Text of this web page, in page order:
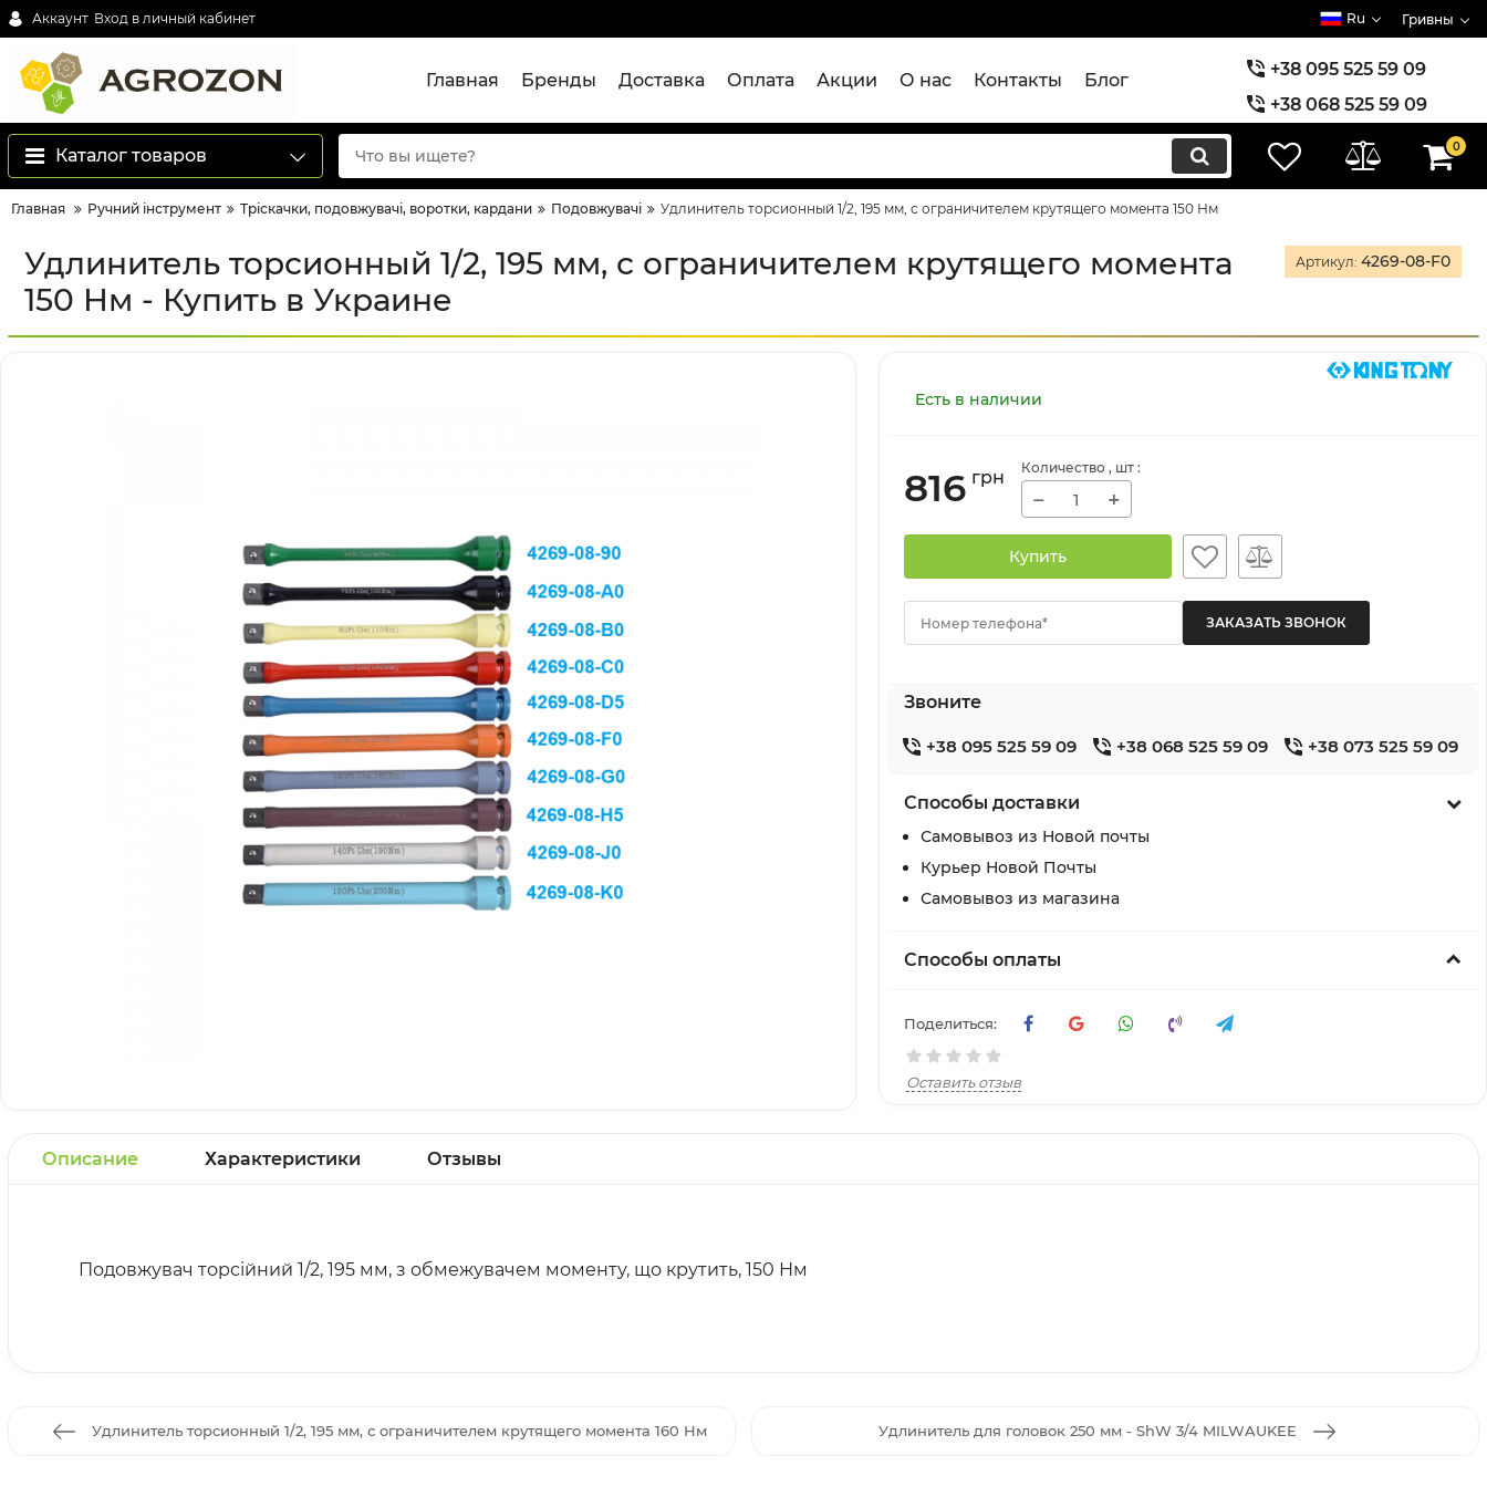
Аккаунт Вход в личный кабинет Ru Гривны
Главная Бренды Доставка Оплата Акции О нас Контакты Блог
+38 095 525 59 09
+38 068 525 59 09
+38 073 525 59 09
Каталог товаров 0
Главная Ручний інструмент Тріскачки, подовжувачі, воротки, кардани Подовжувачі Удлинитель торсионный 1/2, 195 мм, с ограничителем крутящего момента 150 Нм
Удлинитель торсионный 1/2, 195 мм, с ограничителем крутящего момента
150 Нм - Купить в Украине
Артикул: 4269-08-F0
Есть в наличии
816 грн Количество , шт :
− +
Купить
Номер телефона*
Звоните
+38 095 525 59 09 +38 068 525 59 09 +38 073 525 59 09
Способы доставки
Самовывоз из Новой почты
Курьер Новой Почты
Самовывоз из магазина
Способы оплаты
Поделиться:
Оставить отзыв
Описание Характеристики Отзывы
Подовжувач торсійний 1/2, 195 мм, з обмежувачем моменту, що крутить, 150 Нм
Удлинитель торсионный 1/2, 195 мм, с ограничителем крутящего момента 160 Нм Удлинитель для головок 250 мм - ShW 3/4 MILWAUKEE